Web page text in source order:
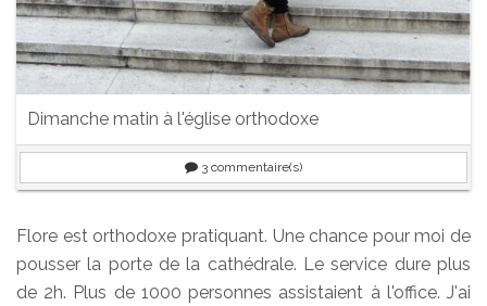
Dimanche matin à l'église orthodoxe
3 commentaire(s)
Flore est orthodoxe pratiquant. Une chance pour moi de
pousser la porte de la cathédrale. Le service dure plus
de 2h. Plus de 1000 personnes assistaient à l'office. J'ai